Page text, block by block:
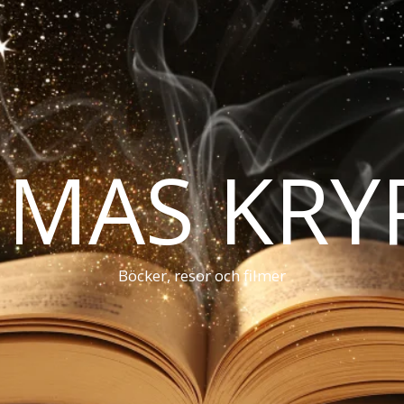
Böcker, resor och filmer